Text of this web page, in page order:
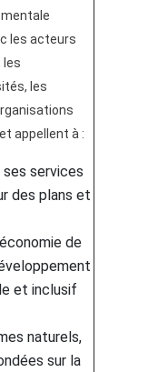
les acteurs
les
les
appellent à :
services
des plans et
de
et inclusif
naturels,
sur la